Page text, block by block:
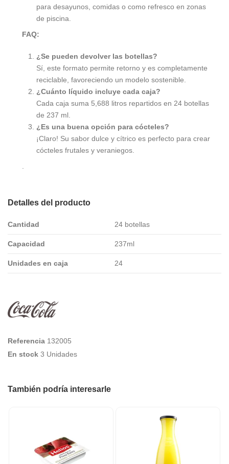
para desayunos, comidas o como refresco en zonas
de piscina.
FAQ:
¿Se pueden devolver las botellas?
Sí, este formato permite retorno y es completamente
reciclable, favoreciendo un modelo sostenible.
¿Cuánto líquido incluye cada caja?
Cada caja suma 5,688 litros repartidos en 24 botellas
de 237 ml.
¿Es una buena opción para cócteles?
¡Claro! Su sabor dulce y cítrico es perfecto para crear
cócteles frutales y veraniegos.
Detalles del producto
Cantidad 24 botellas
Capacidad 237ml
Unidades en caja 24
Referencia 132005
En stock 3 Unidades
También podría interesarle